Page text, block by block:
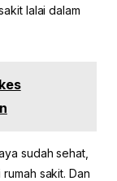
lalai dalam
sudah sehat,
sakit. Dan